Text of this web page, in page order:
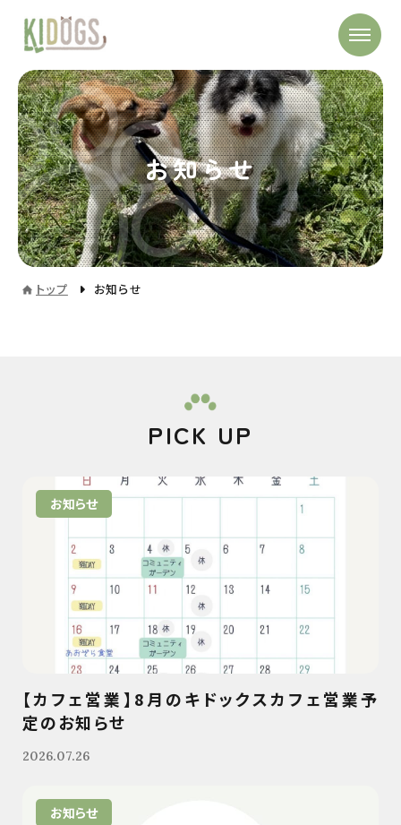
お知らせ
トップ お知らせ
PICK UP
お知らせ
【カフェ営業】8月のキドックスカフェ営業予
定のお知らせ
2026.07.26
お知らせ